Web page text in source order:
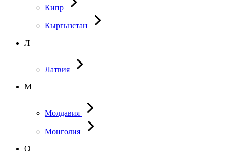
Кипр
Кыргызстан
Л
Латвия
М
Молдавия
Монголия
О